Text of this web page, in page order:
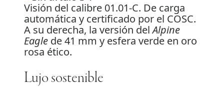
Visión del calibre 01.01-C. De carga
automática y certificado por el COSC.
A su derecha, la versión delAlpine
Eagle de 41 mm y esfera verde en oro
rosa ético.
Lujo sostenible